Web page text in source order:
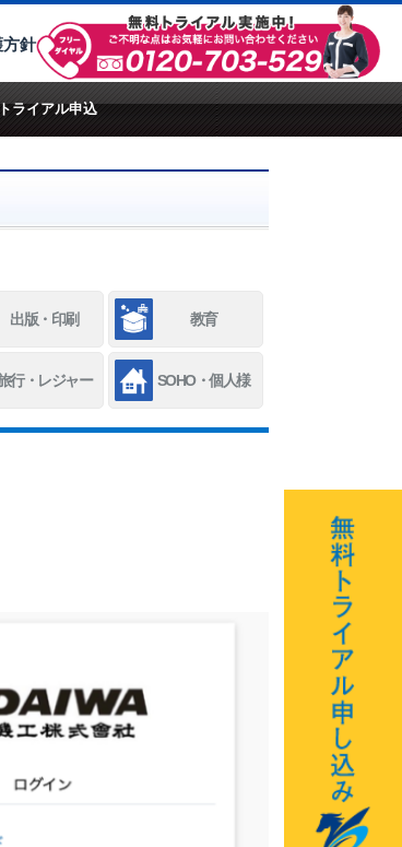
方針
ライアル申込
出版・印刷 教育
行・レジャー SOHO・個人様